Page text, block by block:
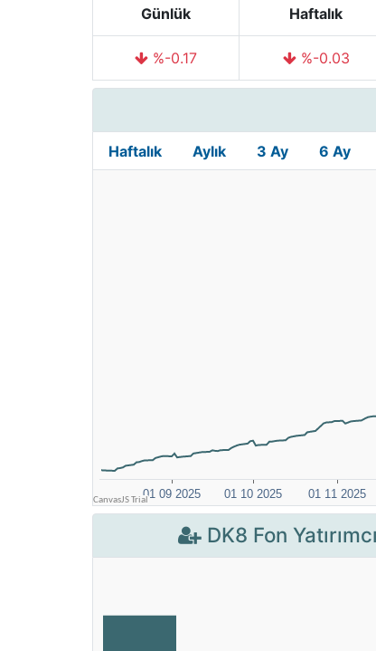
Günlük Haftalık
%-0.17 %-0.03
Haftalık Aylık 3 Ay 6 Ay
DK8 Fon